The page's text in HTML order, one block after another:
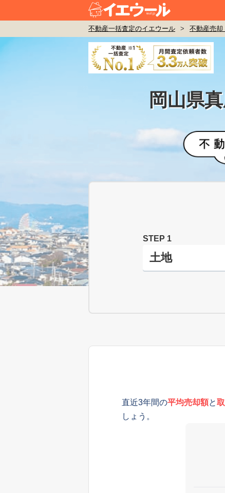
不動産一括査定のイエウール > 不動産売却
岡山県
STEP 1
直近3年間の平均売却額と
しょう。